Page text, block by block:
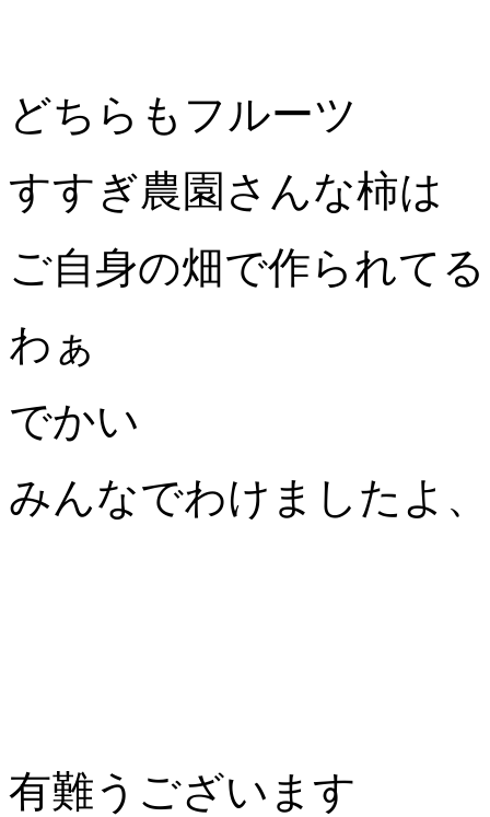
どちらもフルーツ
すすぎ農園さんな柿は
ご自身の畑で作られて
わぁ
でかい
みんなでわけましたよ、
有難うございます